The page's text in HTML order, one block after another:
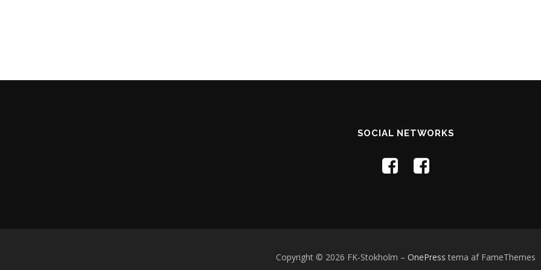
SOCIAL NETWORKS
Copyright © 2026 FK-Stokholm – OnePress tema af FameThemes